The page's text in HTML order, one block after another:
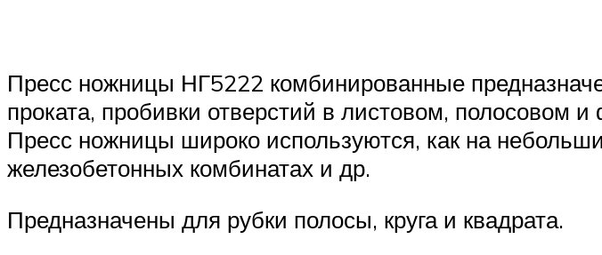
Пресс ножницы НГ5222 комбинированные
проката, пробивки отверстий в листовом, полосовом
Пресс ножницы широко используются, как на
железобетонных комбинатах и др.
Предназначены для рубки полосы, круга и квадрата.